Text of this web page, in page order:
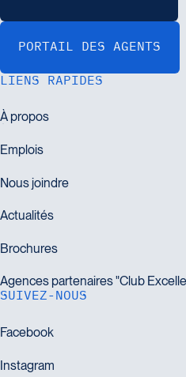
LIENS RAPIDES
SUIVEZ-NOUS